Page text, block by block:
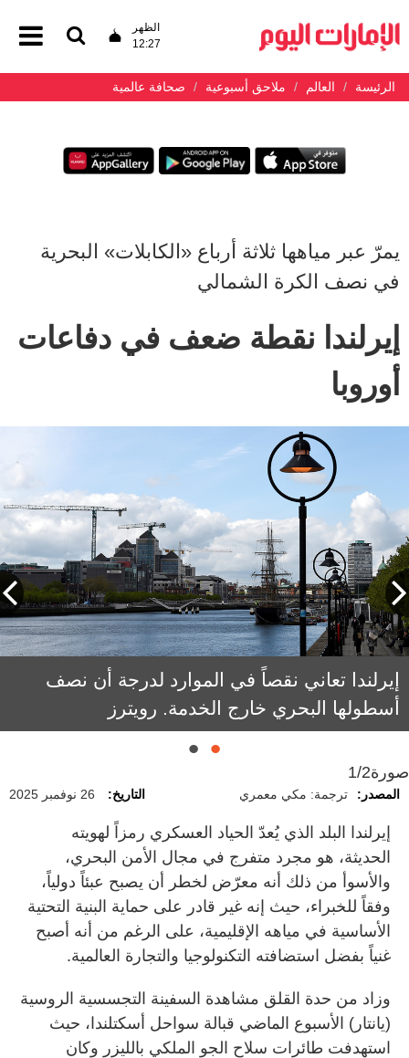
الظهر
12:27
الرئيسة العالم ملاحق أسبوعية صحافة عالمية
يمرّ عبر مياهها ثلاثة أرباع «الكابلات» البحرية
في نصف الكرة الشمالي
إيرلندا نقطة ضعف في دفاعات
أوروبا
إيرلندا تعاني نقصاً في الموارد لدرجة أن نصف
أسطولها البحري خارج الخدمة. رويترز
رئيسة إيرلندا كاثرين مونولي تعارض زيادة
العسكرة. رويترز
صورة1/2
المصدر: ترجمة: مكي معمري التاريخ: 26 نوفمبر 2025
إيرلندا البلد الذي يُعدّ الحياد العسكري رمزاً لهويته
الحديثة، هو مجرد متفرج في مجال الأمن البحري،
والأسوأ من ذلك أنه معرّض لخطر أن يصبح عبئاً دولياً،
وفقاً للخبراء، حيث إنه غير قادر على حماية البنية التحتية
الأساسية في مياهه الإقليمية، على الرغم من أنه أصبح
غنياً بفضل استضافته التكنولوجيا والتجارة العالمية.
وزاد من حدة القلق مشاهدة السفينة التجسسية الروسية
(يانتار) الأسبوع الماضي قبالة سواحل أسكتلندا، حيث
استهدفت طائرات سلاح الجو الملكي بالليزر وكان